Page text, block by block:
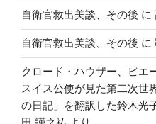
自衛官救出美談、その後 に
自衛官救出美談、その後 に
クロード・ハウザー、ピエ
スイス公使が見た第二次世
の日記」を翻訳した鈴木光